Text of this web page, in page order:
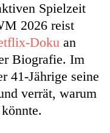
Spielzeit
2026 reist
Doku an
Biografie. Im
41-Jährige seine
verrät, warum